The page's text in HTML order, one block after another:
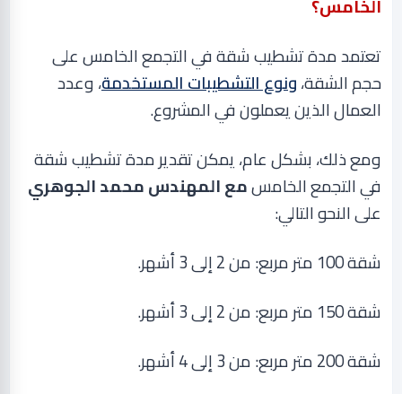
الخامس؟
تعتمد مدة تشطيب شقة في التجمع الخامس على
حجم الشقة،ونوع التشطيبات المستخدمة، وعدد
العمال الذين يعملون في المشروع.
ومع ذلك، بشكل عام، يمكن تقدير مدة تشطيب شقة
في التجمع الخامسمع المهندس محمد الجوهري
على النحو التالي:
شقة 100 متر مربع: من 2 إلى 3 أشهر
.
شقة 150 متر مربع: من 2 إلى 3 أشهر
.
شقة 200 متر مربع: من 3 إلى 4 أشهر
.